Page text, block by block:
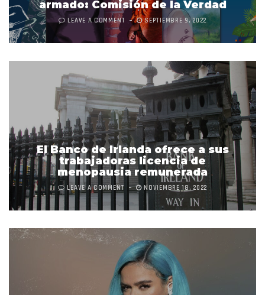
armado: Comisión de la Verdad
LEAVE A COMMENT SEPTIEMBRE 9, 2022
El Banco de Irlanda ofrece a sus
trabajadoras licencia de
menopausia remunerada
LEAVE A COMMENT NOVIEMBRE 18, 2022